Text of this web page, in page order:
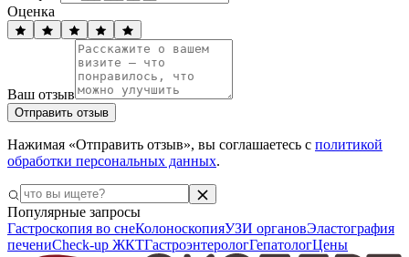
Оценка
Ваш отзыв
Отправить отзыв
Нажимая «Отправить отзыв», вы соглашаетесь с политикой
обработки персональных данных.
Популярные запросы
Гастроскопия во снеКолоноскопияУЗИ органовЭластография
печениCheck-up ЖКТГастроэнтерологГепатологЦены